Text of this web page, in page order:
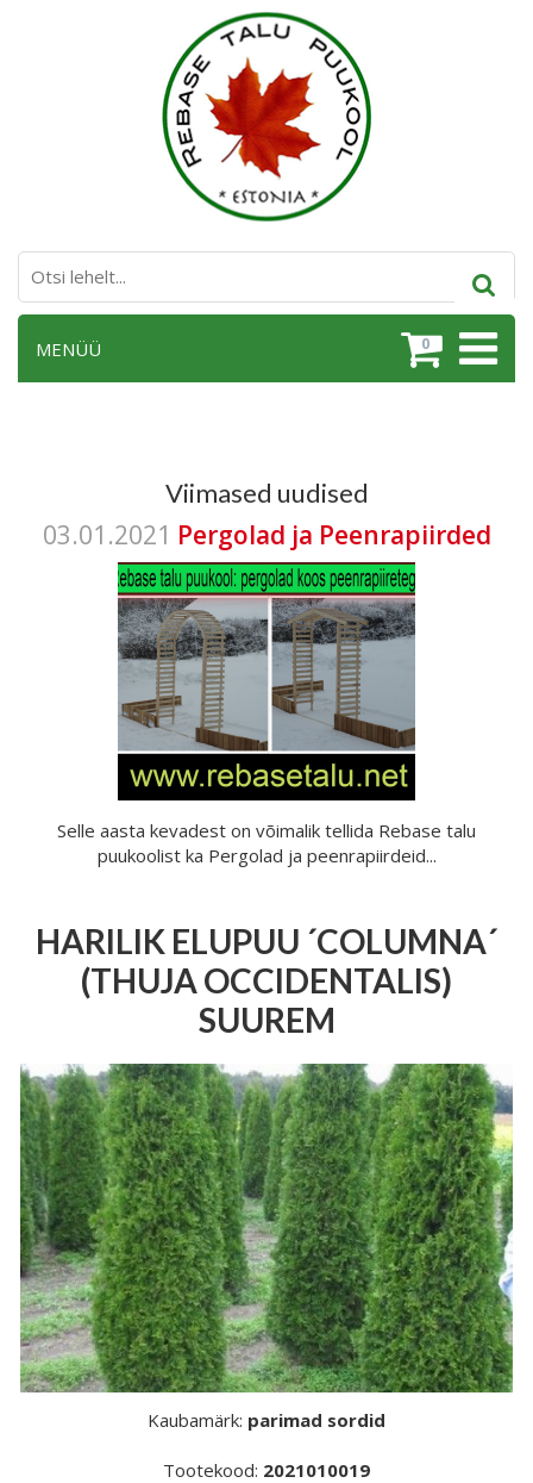
0
MENÜÜ
Viimased uudised
03.01.2021 Pergolad ja Peenrapiirded
Selle aasta kevadest on võimalik tellida Rebase talu
puukoolist ka Pergolad ja peenrapiirdeid...
HARILIK ELUPUU ´COLUMNA´
(THUJA OCCIDENTALIS)
SUUREM
Kaubamärk: parimad sordid
Tootekood: 2021010019